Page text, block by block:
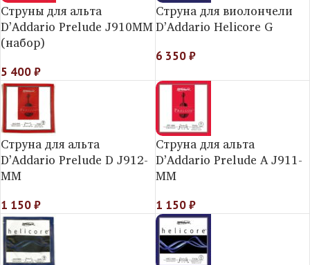
Струны для альта
D’Addario Prelude J910MM
(набор)
5 400₽
Струна для виолончели
D’Addario Helicore G
6 350₽
Струна для альта
D’Addario Prelude D J912-
MM
1 150₽
Струна для альта
D’Addario Prelude A J911-
MM
1 150₽